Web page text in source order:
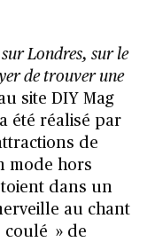
sur Londres, sur le
de trouver une
siteDIY Mag
été réalisé par
de
mode hors
dans un
au chant
coulé » de